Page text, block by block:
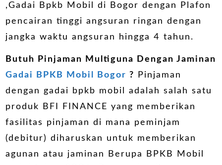
,Gadai Bpkb Mobil di Bogor dengan Plafon
pencairan tinggi angsuran ringan dengan
jangka waktu angsuran hingga 4 tahun.
Butuh Pinjaman Multiguna Dengan Jaminan
Gadai BPKB Mobil Bogor ?
Pinjaman
dengan gadai bpkb mobil adalah salah satu
produk BFI FINANCE yang memberikan
fasilitas pinjaman di mana peminjam
(debitur) diharuskan untuk memberikan
agunan atau jaminan Berupa BPKB Mobil